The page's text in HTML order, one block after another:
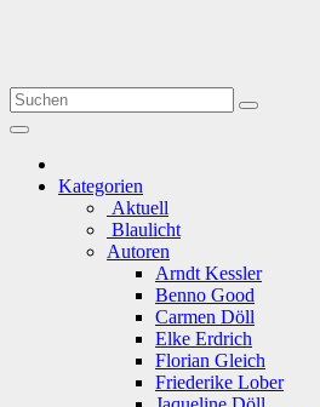
Kategorien
Aktuell
Blaulicht
Autoren
Arndt Kessler
Benno Good
Carmen Döll
Elke Erdrich
Florian Gleich
Friederike Lober